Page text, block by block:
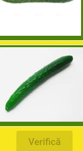
Verifică